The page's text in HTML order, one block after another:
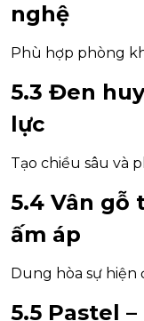
nghệ
Phù hợp phòng
5.3 Đen
lực
Tạo chiều sâu và
5.4 Vân gỗ
ấm áp
Dung hòa sự hiện
5.5 Pastel